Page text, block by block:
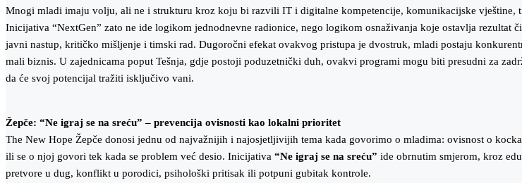
Mnogi mladi imaju volju, ali ne i strukturu kroz koju bi razvili IT i digitalne kompetencije, komunikacijske vještine,
Inicijativa “NextGen” zato ne ide logikom jednodnevne radionice, nego logikom osnaživanja koje ostavlja
javni nastup, kritičko mišljenje i timski rad. Dugoročni efekat ovakvog pristupa je dvostruk, mladi postaju
mali biznis. U zajednicama poput Tešnja, gdje postoji poduzetnički duh, ovakvi programi mogu biti presudni za
da će svoj potencijal tražiti isključivo vani.
Žepče: “Ne igraj se na sreću” – prevencija ovisnosti kao lokalni prioritet
The New Hope Žepče donosi jednu od najvažnijih i najosjetljivijih tema kada govorimo o mladima: ovisnost o
ili se o njoj govori tek kada se problem već desio. Inicijativa “Ne igraj se na sreću” ide obrnutim smjerom, kroz
pretvore u dug, konflikt u porodici, psihološki pritisak ili potpuni gubitak kontrole.